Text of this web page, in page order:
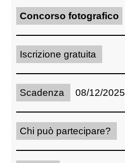
Concorso fotografico
Iscrizione gratuita
Scadenza 08/12/2025
Chi può partecipare?